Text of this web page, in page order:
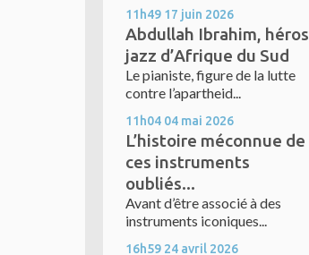
11h49 17 juin 2026
Abdullah Ibrahim, héros
jazz d’Afrique du Sud
Le pianiste, figure de la lutte
contre l’apartheid...
11h04 04 mai 2026
L’histoire méconnue de
ces instruments
oubliés...
Avant d’être associé à des
instruments iconiques...
16h59 24 avril 2026